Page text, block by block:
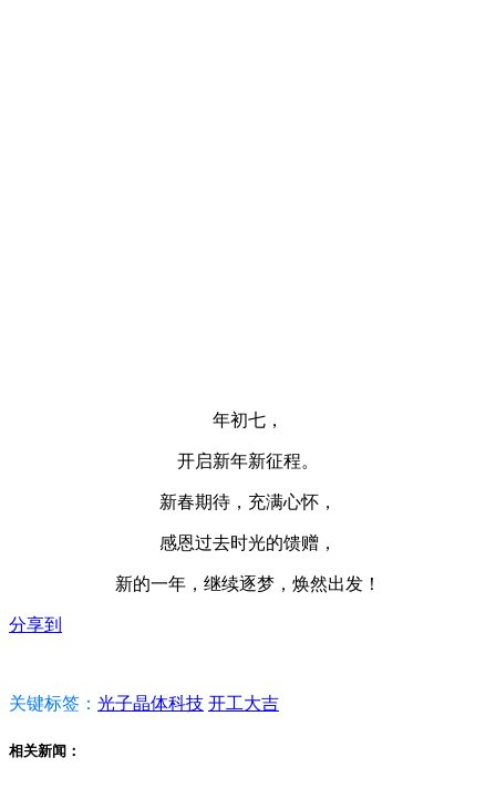
年初七，
开启新年新征程。
新春期待，充满心怀，
感恩过去时光的馈赠，
新的一年，继续逐梦，焕然出发！
分享到
关键标签： 光子晶体科技 开工大吉
相关新闻：